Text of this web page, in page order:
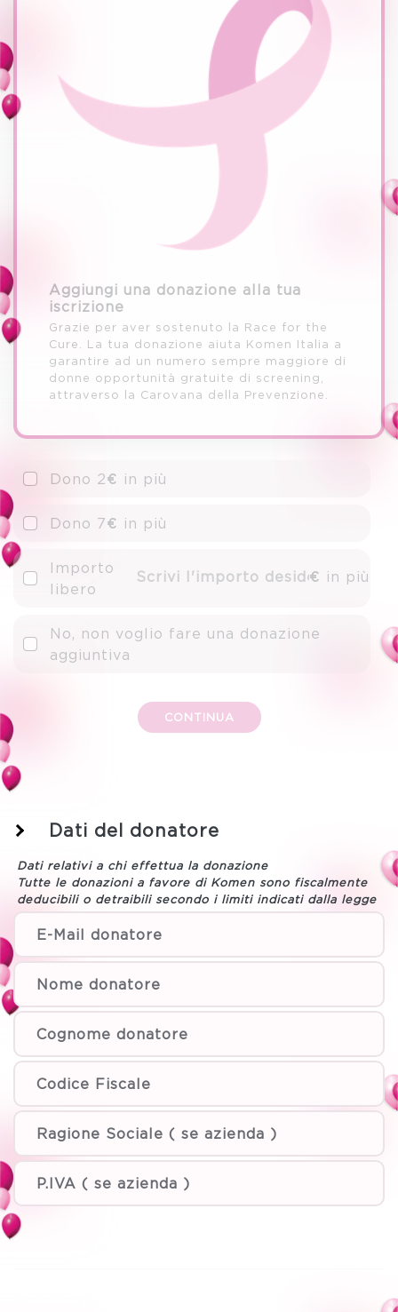
Aggiungi una donazione alla tua
iscrizione
Grazie per aver sostenuto la Race for the
Cure. La tua donazione aiuta Komen Italia a
garantire ad un numero sempre maggiore di
donne opportunità gratuite di screening,
attraverso la Carovana della Prevenzione.
Dono 2€ in più
Dono 7€ in più
Importo
libero
€ in più
No, non voglio fare una donazione
aggiuntiva
CONTINUA
Dati del donatore
Dati relativi a chi effettua la donazione
Tutte le donazioni a favore di Komen sono fiscalmente
deducibili o detraibili secondo i limiti indicati dalla legge